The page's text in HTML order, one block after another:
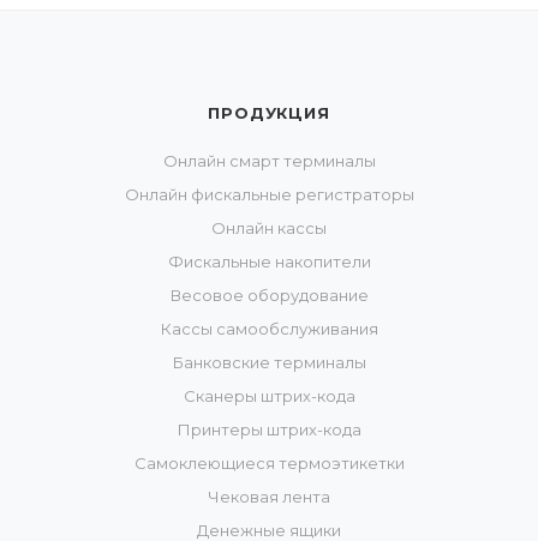
ПРОДУКЦИЯ
Онлайн смарт терминалы
Онлайн фискальные регистраторы
Онлайн кассы
Фискальные накопители
Весовое оборудование
Кассы самообслуживания
Банковские терминалы
Сканеры штрих-кода
Принтеры штрих-кода
Самоклеющиеся термоэтикетки
Чековая лента
Денежные ящики